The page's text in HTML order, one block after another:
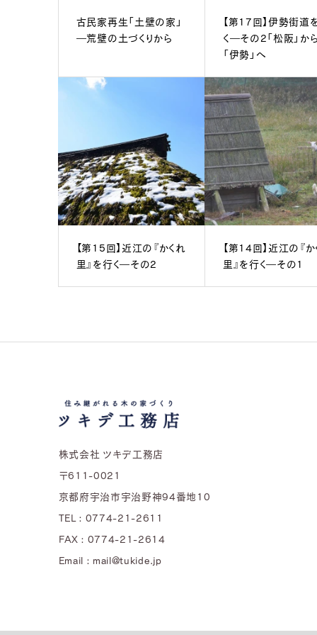
古民家再生「土壁の家」
―荒壁の土づくりから
【第17回】伊勢街道
く―その2「松阪」か
「伊勢」へ
【第15回】近江の『かくれ
里』を行く―その2
【第14回】近江の『
里』を行く―その1
株式会社 ツキデ工務店
〒611-0021
京都府宇治市宇治野神94番地10
TEL : 0774-21-2611
FAX : 0774-21-2614
Email : mail@tukide.jp